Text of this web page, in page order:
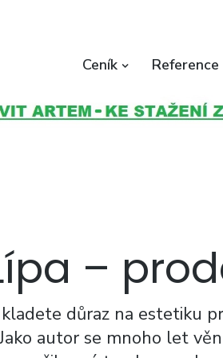
Ceník Reference
–
důraz na estetiku
autor se mnoho let